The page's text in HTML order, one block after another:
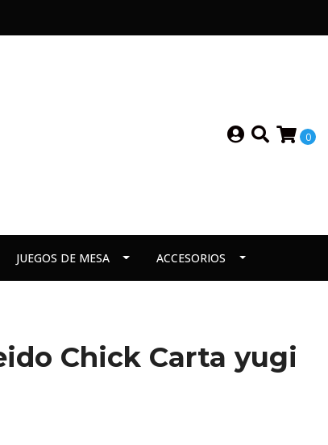
0
JUEGOS DE MESA ACCESORIOS
Chick Carta yugi